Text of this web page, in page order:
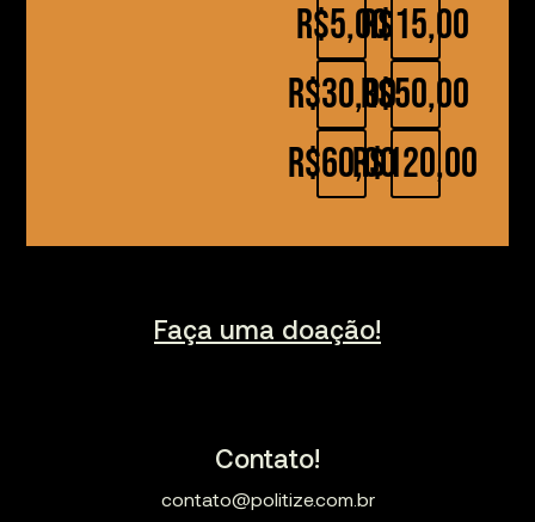
R$5,00
R$30,00
R$60,00
R$15,00
R$50,00
R$120,00
Faça uma doação!
Contato!
contato@politize.com.br